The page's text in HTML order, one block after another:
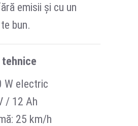
emisii și cu un
bun.
W electric
/ 12 Ah
25 km/h